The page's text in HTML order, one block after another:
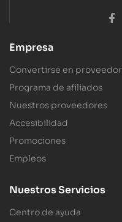
Empresa
Convertirse en proveedor
Programa de afiliados
Nuestros proveedores
Accesibilidad
Promociones
Empleos
Nuestros Servicios
Centro de ayuda